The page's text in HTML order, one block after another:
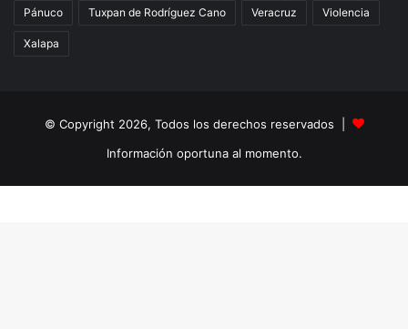
Pánuco Tuxpan de Rodríguez Cano Veracruz Violencia
Xalapa
© Copyright 2026, Todos los derechos reservados |
Información oportuna al momento.